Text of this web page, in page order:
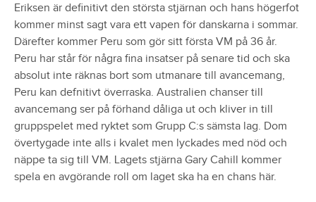
Eriksen är definitivt den största stjärnan och hans högerfot
kommer minst sagt vara ett vapen för danskarna i sommar.
Därefter kommer Peru som gör sitt första VM på 36 år.
Peru har står för några fina insatser på senare tid och ska
absolut inte räknas bort som utmanare till avancemang,
Peru kan defnitivt överraska. Australien chanser till
avancemang ser på förhand dåliga ut och kliver in till
gruppspelet med ryktet som Grupp C:s sämsta lag. Dom
övertygade inte alls i kvalet men lyckades med nöd och
näppe ta sig till VM. Lagets stjärna Gary Cahill kommer
spela en avgörande roll om laget ska ha en chans här.